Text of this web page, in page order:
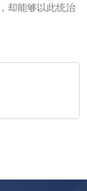
却能够以此统治